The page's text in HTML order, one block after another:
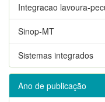
Integracao lavoura-
Sinop-MT
Sistemas integrados
Ano de publicação